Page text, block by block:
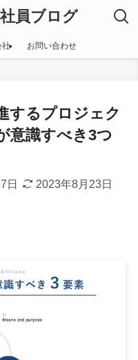
員ブログ
社 お問い合わせ
するプロジェク
意識すべき3つ
日 2023年8月23日